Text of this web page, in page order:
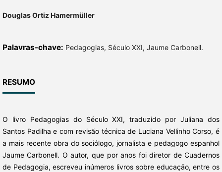
Douglas Ortiz Hamermüller
Palavras-chave: Pedagogias, Século XXI, Jaume Carbonell.
RESUMO
O livro Pedagogias do Século XXI, traduzido por Juliana dos
Santos Padilha e com revisão técnica de Luciana Vellinho Corso, é
a mais recente obra do sociólogo, jornalista e pedagogo espanhol
Jaume Carbonell. O autor, que por anos foi diretor de Cuadernos
de Pedagogia, escreveu inúmeros livros sobre educação, entre os